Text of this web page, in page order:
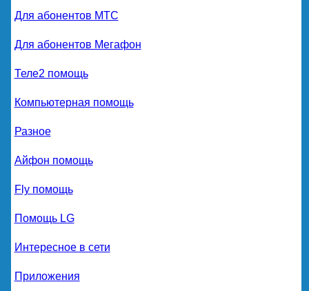
Для абонентов МТС
Для абонентов Мегафон
Теле2 помощь
Компьютерная помощь
Разное
Айфон помощь
Fly помощь
Помощь LG
Интересное в сети
Приложения